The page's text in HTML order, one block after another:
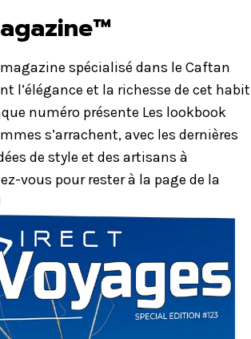
spécialisé dans le Caftan
l’élégance et la richesse de cet habit
numéro présente Les lookbook
s’arrachent, avec les dernières
de style et des artisans à
vous pour rester à la page de la